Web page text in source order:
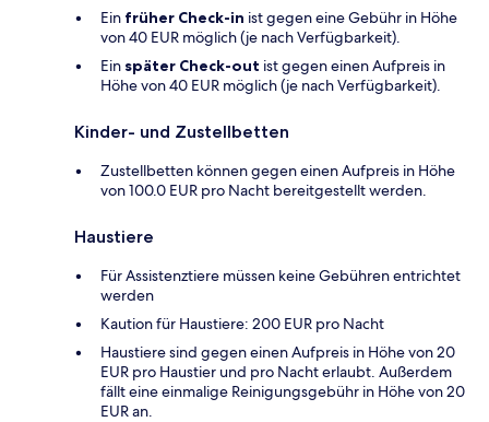
Ein früher Check-in ist gegen eine Gebühr in Höhe
von 40 EUR möglich (je nach Verfügbarkeit).
Ein später Check-out ist gegen einen Aufpreis in
Höhe von 40 EUR möglich (je nach Verfügbarkeit).
Kinder- und Zustellbetten
Zustellbetten können gegen einen Aufpreis in Höhe
von 100.0 EUR pro Nacht bereitgestellt werden.
Haustiere
Für Assistenztiere müssen keine Gebühren entrichtet
werden
Kaution für Haustiere: 200 EUR pro Nacht
Haustiere sind gegen einen Aufpreis in Höhe von 20
EUR pro Haustier und pro Nacht erlaubt. Außerdem
fällt eine einmalige Reinigungsgebühr in Höhe von 20
EUR an.